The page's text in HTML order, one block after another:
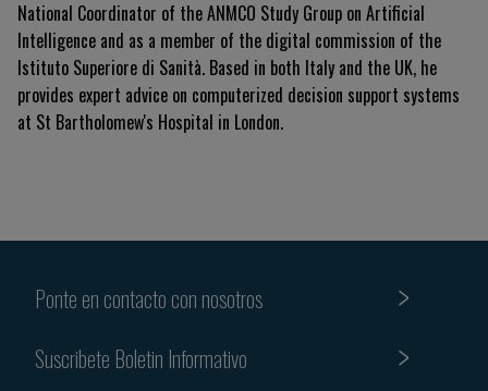
National Coordinator of the ANMCO Study Group on Artificial
Intelligence and as a member of the digital commission of the
Istituto Superiore di Sanità. Based in both Italy and the UK, he
provides expert advice on computerized decision support systems
at St Bartholomew's Hospital in London.
Ponte en contacto con nosotros
Suscribete Boletin Informativo